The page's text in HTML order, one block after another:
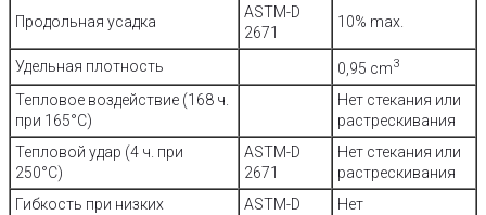
Продольная усадка
ASTM-D
2671
10% max.
Удельная плотность 0,95 cm3
Тепловое воздействие (168 ч.
при 165°C)
Нет стекания или
растрескивания
Тепловой удар (4 ч. при
250°C)
ASTM-D
2671
Нет стекания или
растрескивания
Гибкость при низких
ASTM-D
Нет